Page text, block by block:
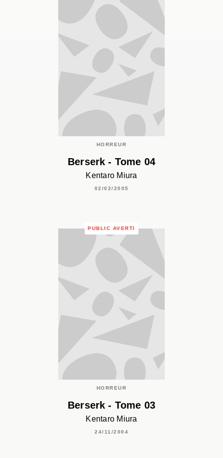
HORREUR
Berserk - Tome 04
Kentaro Miura
02/02/2005
PUBLIC AVERTI
HORREUR
Berserk - Tome 03
Kentaro Miura
24/11/2004